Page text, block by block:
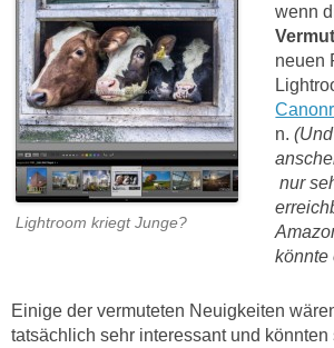
Lightroom kriegt Junge?
wenn
neuen
n.
nur
könnte
Einige der vermuteten Neuigkeiten
tatsächlich sehr interessant und